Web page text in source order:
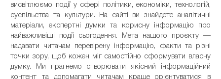
висвітлюємо події у сфері політики, економіки, технологій,
суспільства та культури. На сайті ви знайдете аналітичні
матеріали, експертні думки та корисну інформацію про
найважливіші події сьогодення. Мета нашого проєкту —
надавати читачам перевірену інформацію, факти та різні
точки зору, щоб кожен міг самостійно сформувати власну
думку. Ми прагнемо створювати якісний інформаційний
контент та допомагати читачам краще орієнтуватися в